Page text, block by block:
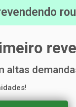
altas